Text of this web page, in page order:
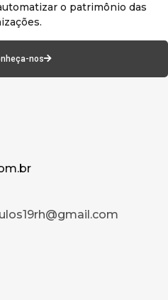
o patrimônio das
nos